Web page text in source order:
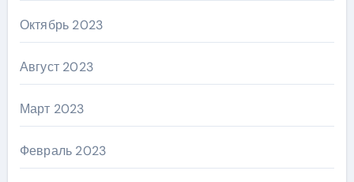
Октябрь 2023
Август 2023
Март 2023
Февраль 2023